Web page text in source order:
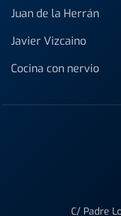
Juan de la Herrán
Javier Vizcaino
Cocina con nervio
C/ Padre